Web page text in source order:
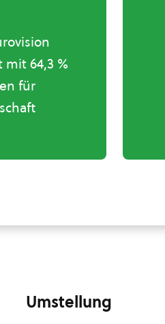
mit 64,3 %
für
Umstellung